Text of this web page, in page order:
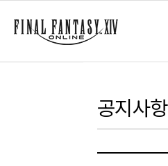
공지사항